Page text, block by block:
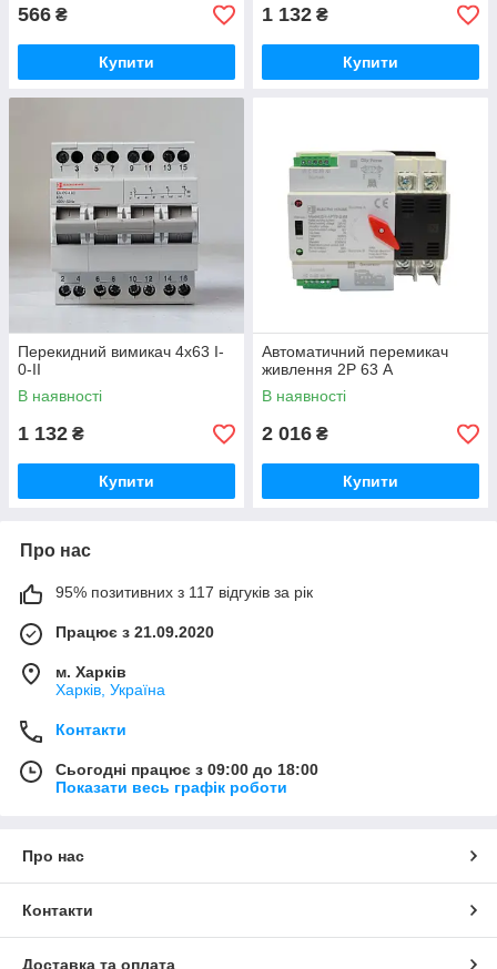
566 ₴
Купити
1 132 ₴
Купити
Перекидний вимикач 4x63 I-
0-II
В наявності
1 132 ₴
Купити
Автоматичний перемикач
живлення 2P 63 А
В наявності
2 016 ₴
Купити
Про нас
95% позитивних з 117 відгуків за рік
Працює з 21.09.2020
м. Харків
Харків, Україна
Контакти
Сьогодні працює з 09:00 до 18:00
Показати весь графік роботи
Про нас
Контакти
Доставка та оплата